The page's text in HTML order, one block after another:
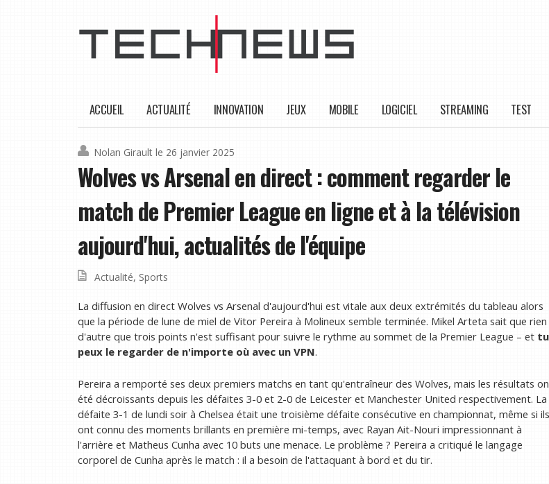
ACCUEIL ACTUALITÉ INNOVATION JEUX MOBILE LOGICIEL STREAMING TEST
Nolan Girault le 26 janvier 2025
Wolves vs Arsenal en direct : comment regarder le
match de Premier League en ligne et à la télévision
aujourd'hui, actualités de l'équipe
Actualité, Sports
La diffusion en direct Wolves vs Arsenal d'aujourd'hui est vitale aux deux extrémités du tableau alors
que la période de lune de miel de Vitor Pereira à Molineux semble terminée. Mikel Arteta sait que rien
d'autre que trois points n'est suffisant pour suivre le rythme au sommet de la Premier League – et tu
peux le regarder de n'importe où avec un VPN.
Pereira a remporté ses deux premiers matchs en tant qu'entraîneur des Wolves, mais les résultats
été décroissants depuis les défaites 3-0 et 2-0 de Leicester et Manchester United respectivement. La
défaite 3-1 de lundi soir à Chelsea était une troisième défaite consécutive en championnat, même si ils
ont connu des moments brillants en première mi-temps, avec Rayan Ait-Nouri impressionnant à
l'arrière et Matheus Cunha avec 10 buts une menace. Le problème ? Pereira a critiqué le langage
corporel de Cunha après le match : il a besoin de l'attaquant à bord et du tir.